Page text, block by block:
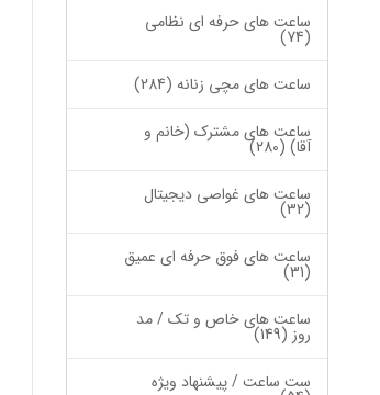
ساعت های حرفه ای نظامی
(74)
ساعت های مچی زنانه (284)
ساعت های مشترک (خانم و
آقا) (280)
ساعت های غواصی دیجیتال
(32)
ساعت های فوق حرفه ای عمیق
(31)
ساعت های خاص و تک / مد
روز (149)
ست ساعت / پیشنهاد ویژه